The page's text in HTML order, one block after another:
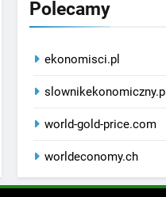
Polecamy
ekonomisci.pl
slownikekonomiczny.pl
world-gold-price.com
worldeconomy.ch